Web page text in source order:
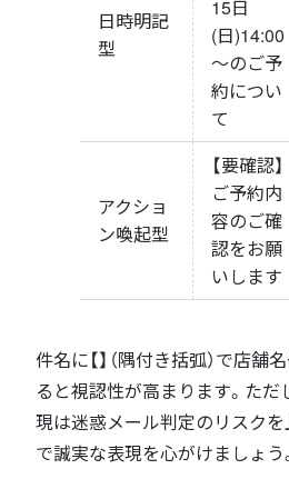
日時明記
型
15日
(日)14:00
〜のご予
約につい
て
アクショ
ン喚起型
【要確認】
ご予約内
容のご確
認をお願
いします
件名に【】（隅付き括弧）で店
ると視認性が高まります。た
現は迷惑メール判定のリスクを
で誠実な表現を心がけましょう